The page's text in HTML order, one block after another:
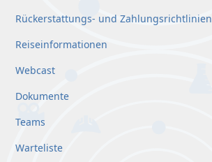
Rückerstattungs- und Zahlungsrichtlinien
Reiseinformationen
Webcast
Dokumente
Teams
Warteliste